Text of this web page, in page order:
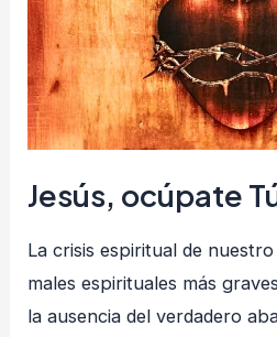
Jesús, ocúpate
La crisis espiritual de
males espirituales más
la ausencia del verdadero
de
todo